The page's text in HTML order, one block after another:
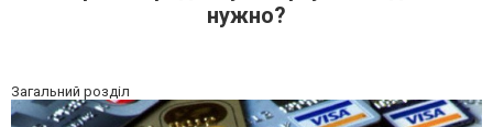
нужно?
Загальний розділ